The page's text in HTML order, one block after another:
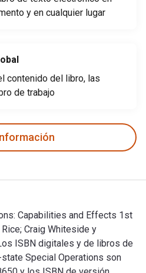
y en cualquier lugar
contenido del libro, las
de trabajo
Capabilities and Effects 1st
Craig Whiteside y
ISBN digitales y de libros de
Special Operations son